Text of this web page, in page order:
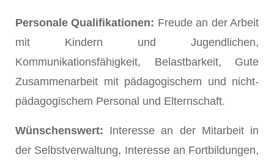
Personale Qualifikationen: Freude an der Arbeit
mit Kindern und Jugendlichen,
Kommunikationsfähigkeit, Belastbarkeit, Gute
Zusammenarbeit mit pädagogischem und nicht-
pädagogischem Personal und Elternschaft.
Wünschenswert: Interesse an der Mitarbeit in
der Selbstverwaltung, Interesse an Fortbildungen,